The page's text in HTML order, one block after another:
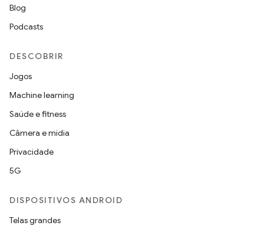
Blog
Podcasts
DESCOBRIR
Jogos
Machine learning
Saúde e fitness
Câmera e mídia
Privacidade
5G
DISPOSITIVOS ANDROID
Telas grandes